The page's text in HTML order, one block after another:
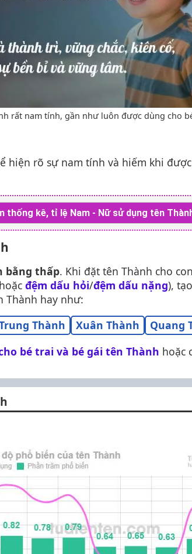
rất nam tính, gần như luôn được dùng cho
hiện rõ sự nam tính và hiếm khi
thống kê, tỉ lệ Nam - Nữ sử dụng tên
bằng thấp. Khi đặt tên Thành cho
hoặc đệm dấu hỏi/đệm dấu nặng),
Thành hay như:
Thành Xuân Thành
Quang
bé trai và bé gái tên Thành hoặc